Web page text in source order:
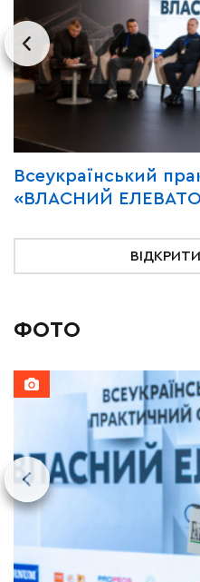
Всеукраїнський
«ВЛАСНИЙ
ФОТО